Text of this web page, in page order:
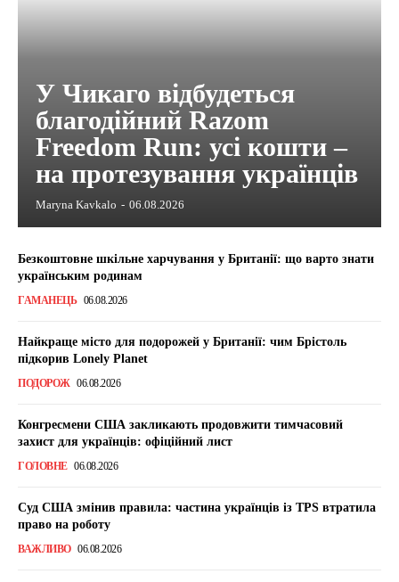
У Чикаго відбудеться
благодійний Razom
Freedom Run: усі кошти –
на протезування українців
Maryna Kavkalo - 06.08.2026
Безкоштовне шкільне харчування у Британії: що варто знати
українським родинам
ГАМАНЕЦЬ 06.08.2026
Найкраще місто для подорожей у Британії: чим Брістоль
підкорив Lonely Planet
ПОДОРОЖ 06.08.2026
Конгресмени США закликають продовжити тимчасовий
захист для українців: офіційний лист
ГОЛОВНЕ 06.08.2026
Суд США змінив правила: частина українців із TPS втратила
право на роботу
ВАЖЛИВО 06.08.2026